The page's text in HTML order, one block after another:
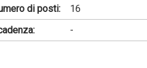
di posti:
16
-